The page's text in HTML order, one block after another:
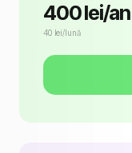
400 lei/an
40 lei/lună